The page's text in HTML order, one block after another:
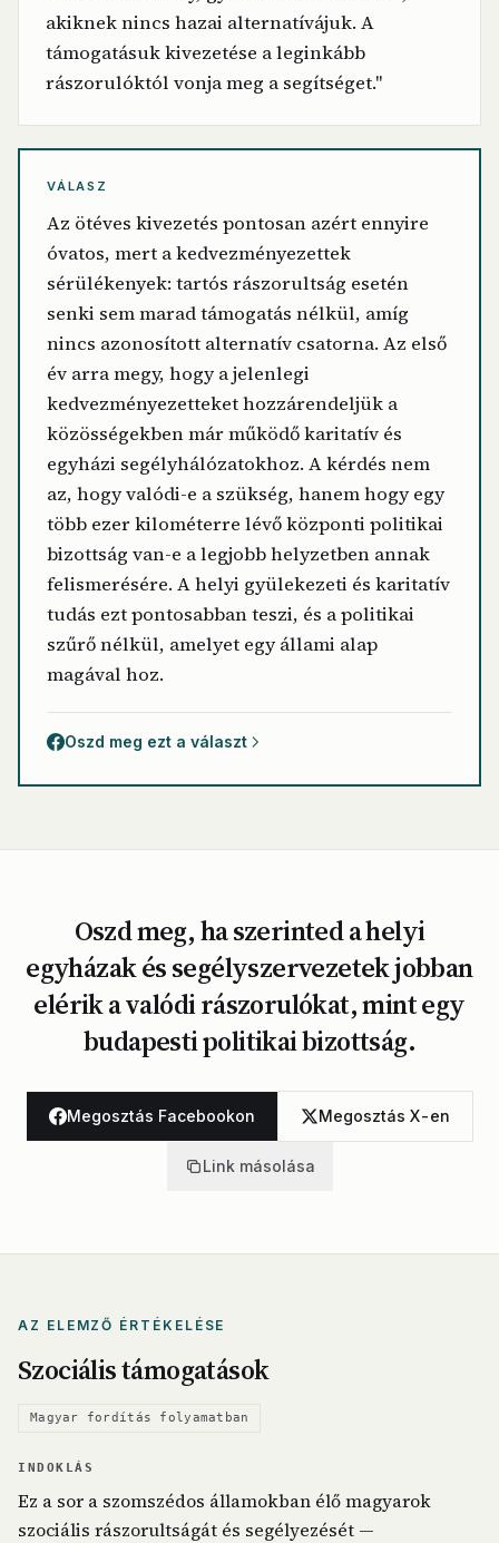
akiknek nincs hazai alternatívájuk. A
támogatásuk kivezetése a leginkább
rászorulóktól vonja meg a segítséget."
VÁLASZ
Az ötéves kivezetés pontosan azért ennyire
óvatos, mert a kedvezményezettek
sérülékenyek: tartós rászorultság esetén
senki sem marad támogatás nélkül, amíg
nincs azonosított alternatív csatorna. Az első
év arra megy, hogy a jelenlegi
kedvezményezetteket hozzárendeljük a
közösségekben már működő karitatív és
egyházi segélyhálózatokhoz. A kérdés nem
az, hogy valódi-e a szükség, hanem hogy egy
több ezer kilométerre lévő központi politikai
bizottság van-e a legjobb helyzetben annak
felismerésére. A helyi gyülekezeti és karitatív
tudás ezt pontosabban teszi, és a politikai
szűrő nélkül, amelyet egy állami alap
magával hoz.
Oszd meg ezt a választ
Oszd meg, ha szerinted a helyi
egyházak és segélyszervezetek jobban
elérik a valódi rászorulókat, mint egy
budapesti politikai bizottság.
Megosztás Facebookon Megosztás X-en
Link másolása
AZ ELEMZŐ ÉRTÉKELÉSE
Szociális támogatások
Magyar fordítás folyamatban
INDOKLÁS
Ez a sor a szomszédos államokban élő magyarok
szociális rászorultságát és segélyezését —